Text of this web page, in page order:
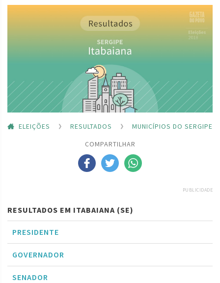
ELEIÇÕES RESULTADOS
MUNICÍPIOS DO SERGIPE
COMPARTILHAR
PUBLICIDADE
RESULTADOS EM ITABAIANA (SE)
PRESIDENTE
GOVERNADOR
SENADOR